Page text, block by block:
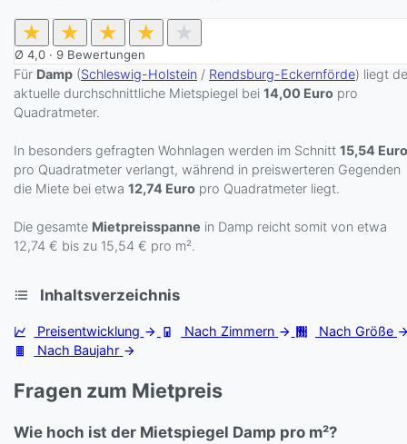
★ ★ ★ ★ ★
Ø 4,0 · 9 Bewertungen
Für Damp (Schleswig-Holstein / Rendsburg-Eckernförde) liegt
aktuelle durchschnittliche Mietspiegel bei 14,00 Euro pro
Quadratmeter.
In besonders gefragten Wohnlagen werden im Schnitt 15,54 Euro
pro Quadratmeter verlangt, während in preiswerteren Gegenden
die Miete bei etwa 12,74 Euro pro Quadratmeter liegt.
Die gesamte Mietpreisspanne in Damp reicht somit von etwa
12,74 € bis zu 15,54 € pro m².
Inhaltsverzeichnis
Preisentwicklung Nach Zimmern
Nach Größe
Nach Baujahr
Fragen zum Mietpreis
Wie hoch ist der Mietspiegel Damp pro m²?